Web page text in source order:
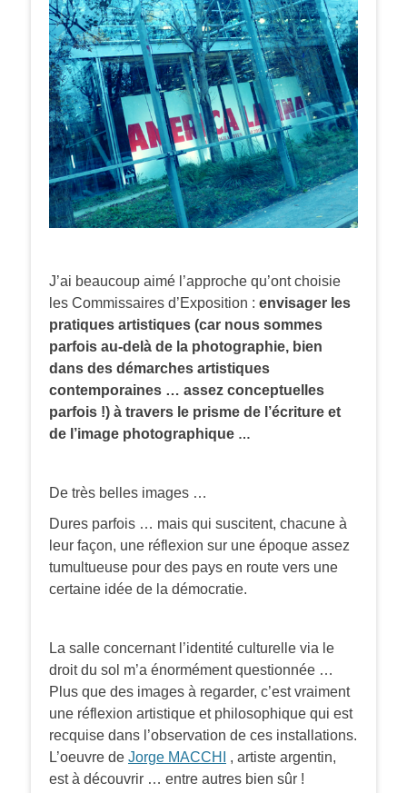
J’ai beaucoup aimé l’approche qu’ont choisie
les Commissaires d’Exposition : envisager les
pratiques artistiques (car nous sommes
parfois au-delà de la photographie, bien
dans des démarches artistiques
contemporaines … assez conceptuelles
parfois !) à travers le prisme de l’écriture et
de l’image photographique …
De très belles images …
Dures parfois … mais qui suscitent, chacune à
leur façon, une réflexion sur une époque assez
tumultueuse pour des pays en route vers une
certaine idée de la démocratie.
La salle concernant l’identité culturelle via le
droit du sol m’a énormément questionnée …
Plus que des images à regarder, c’est vraiment
une réflexion artistique et philosophique qui est
recquise dans l’observation de ces installations.
L’oeuvre de Jorge MACCHI
, artiste argentin,
est à découvrir … entre autres bien sûr !